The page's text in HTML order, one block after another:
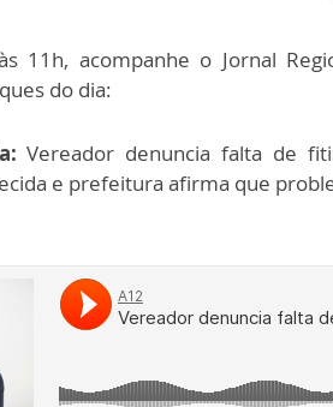
11h, acompanhe o Jornal
do dia:
Vereador denuncia falta de
e prefeitura afirma que